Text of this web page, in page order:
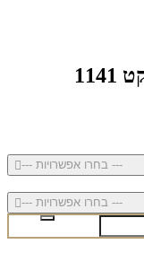
--- בחרו אפשרויות ---
--- בחרו אפשרויות ---